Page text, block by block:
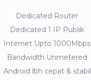
Dedicated Router
Dedicated 1 IP Publik
Internet Upto 1000Mbps
Bandwidth Unmetered
Android lbh cepat & stabil